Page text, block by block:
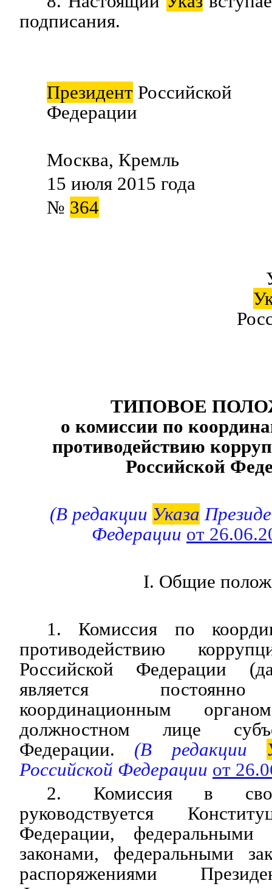
подписания.
Президент Российской
Федерации
Москва, Кремль
15 июля 2015 года
№ 364
ТИПОВОЕ
о комиссии по
противодействию
Российской
(В редакции Указа
Федерации от
I. Общие
1. Комиссия по
противодействию
Российской Федерации
является
координационным
должностном лице
Федерации. (В редакции
Российской Федерации от
2. Комиссия в
руководствуется
Федерации, федеральными
законами, федеральными
распоряжениями